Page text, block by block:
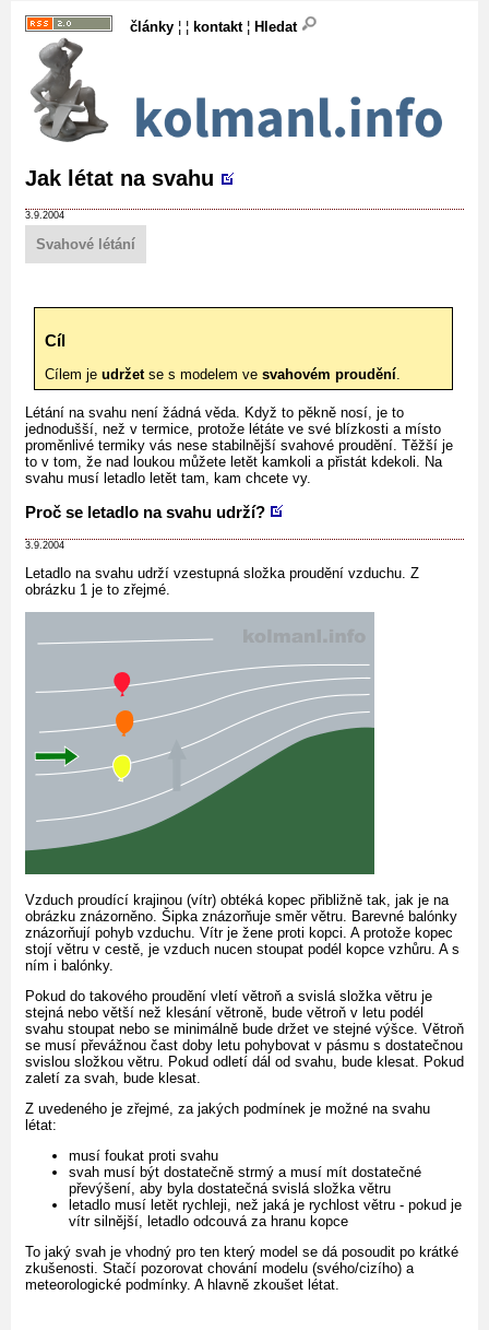
články ¦ ¦ kontakt¦ Hledat
Jak létat na svahu
3.9.2004
Svahové létání
Cíl
Cílem je udržetse s modelem ve svahovém proudění.
Létání na svahu není žádná věda. Když to pěkně nosí, je to
jednodušší, než v termice, protože létáte ve své blízkosti a místo
proměnlivé termiky vás nese stabilnější svahové proudění. Těžší je
to v tom, že nad loukou můžete letět kamkoli a přistát kdekoli. Na
svahu musí letadlo letět tam, kam chcete vy.
Proč se letadlo na svahu udrží?
3.9.2004
Letadlo na svahu udrží vzestupná složka proudění vzduchu. Z
obrázku 1 je to zřejmé.
Vzduch proudící krajinou (vítr) obtéká kopec přibližně tak, jak je na
obrázku znázorněno. Šipka znázorňuje směr větru. Barevné balónky
znázorňují pohyb vzduchu. Vítr je žene proti kopci. A protože kopec
stojí větru v cestě, je vzduch nucen stoupat podél kopce vzhůru. A s
ním i balónky.
Pokud do takového proudění vletí větroň a svislá složka větru je
stejná nebo větší než klesání větroně, bude větroň v letu podél
svahu stoupat nebo se minimálně bude držet ve stejné výšce. Větroň
se musí převážnou čast doby letu pohybovat v pásmu s dostatečnou
svislou složkou větru. Pokud odletí dál od svahu, bude klesat. Pokud
zaletí za svah, bude klesat.
Z uvedeného je zřejmé, za jakých podmínek je možné na svahu
létat:
musí foukat proti svahu
svah musí být dostatečně strmý a musí mít dostatečné
převýšení, aby byla dostatečná svislá složka větru
letadlo musí letět rychleji, než jaká je rychlost větru - pokud je
vítr silnější, letadlo odcouvá za hranu kopce
To jaký svah je vhodný pro ten který model se dá posoudit po krátké
zkušenosti. Stačí pozorovat chování modelu (svého/cizího) a
meteorologické podmínky. A hlavně zkoušet létat.